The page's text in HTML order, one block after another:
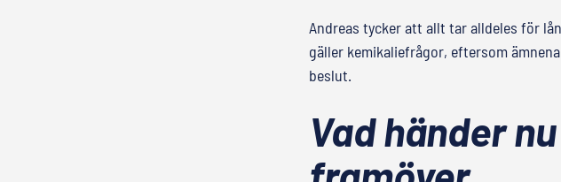
Andreas tycker att allt tar alldeles för
gäller kemikaliefrågor, eftersom
beslut.
Vad händer